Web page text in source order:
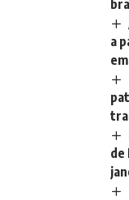
a
de